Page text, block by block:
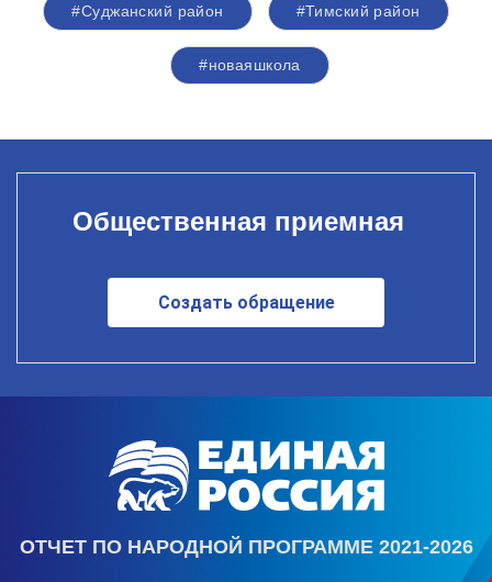
#Суджанский район #Тимский район
#новаяшкола
Общественная приемная
Создать обращение
ОТЧЕТ ПО НАРОДНОЙ ПРОГРАММЕ 2021-2026